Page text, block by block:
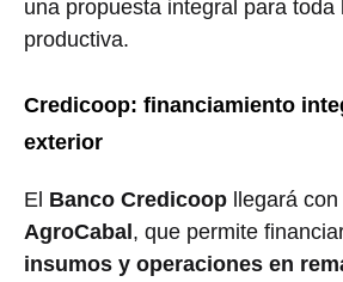
una propuesta integral para toda
productiva.
Credicoop: financiamiento
exterior
El Banco Credicoop llegará con
AgroCabal, que permite
insumos y operaciones en